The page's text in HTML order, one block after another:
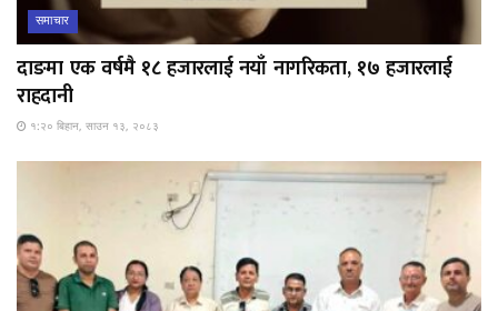
समाचार
दाङमा एक वर्षमै १८ हजारलाई नयाँ नागरिकता, १७ हजारलाई
राहदानी
१:२० बिहान, साउन १३, २०८३